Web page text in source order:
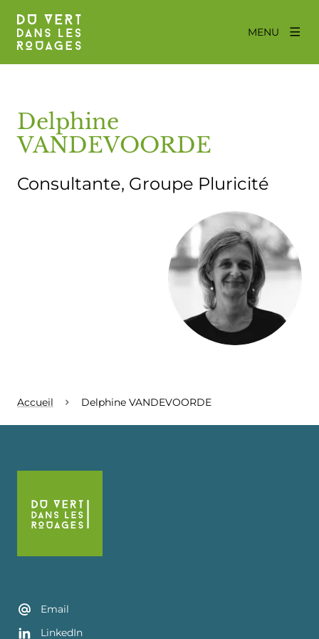
MENU
Delphine
VANDEVOORDE
Consultante, Groupe Pluricité
Agrandir
Accueil Delphine VANDEVOORDE
Email
LinkedIn